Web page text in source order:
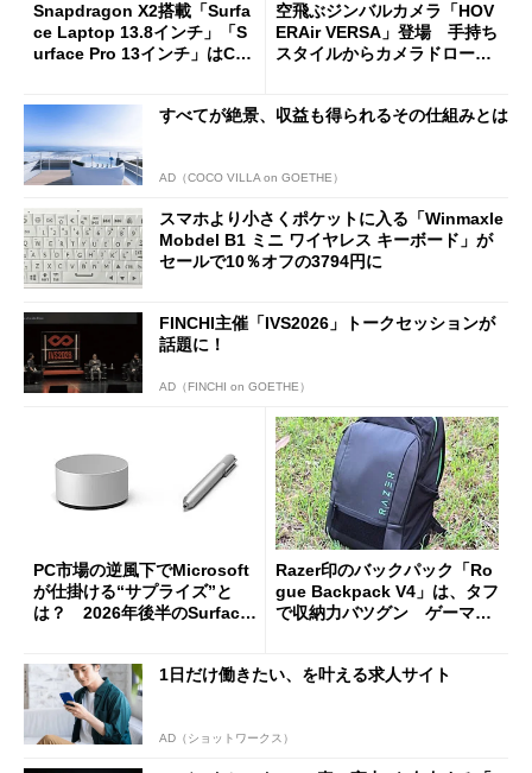
Snapdragon X2搭載「Surfa
ce Laptop 13.8インチ」「S
urface Pro 13インチ」はCop
た
空飛ぶジンバルカメラ「HOV
ERAir VERSA」登場 手持ち
スタイルからカメラドローン
すべてが絶景、収益も得られるその仕組みとは
AD（COCO VILLA on GOETHE）
スマホより小さくポケットに入る「Winmaxle
Mobdel B1 ミニ ワイヤレス キーボード」が
セールで10％オフの3794円に
FINCHI主催「IVS2026」トークセッションが
話題に！
AD（FINCHI on GOETHE）
PC市場の逆風下でMicrosoft
が仕掛ける“サプライズ”と
は？ 2026年後半のSurface
Razer印のバックパック「Ro
gue Backpack V4」は、タフ
で収納力バツグン ゲーマー
1日だけ働きたい、を叶える求人サイト
AD（ショットワークス）